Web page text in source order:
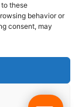
these
behavior or
consent, may
@Crucerum |